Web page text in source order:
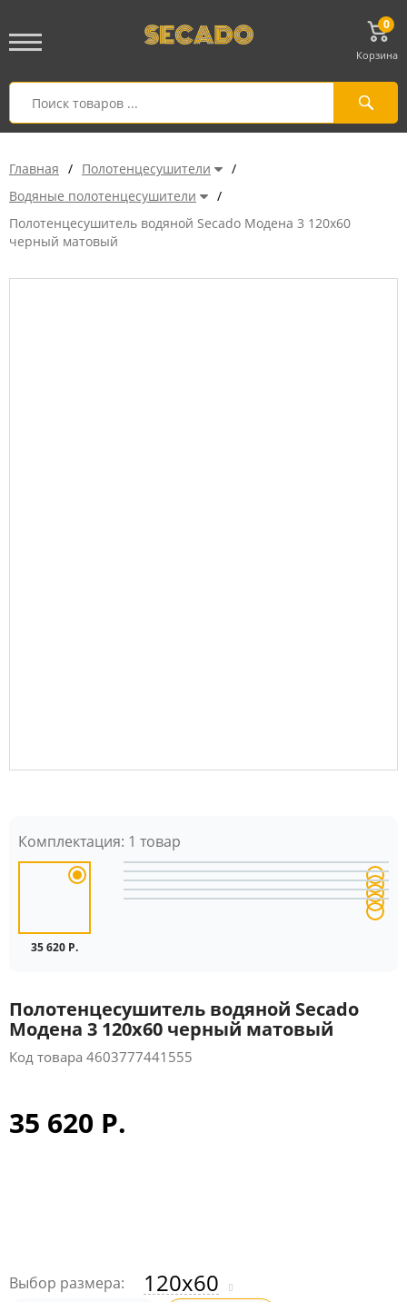
0
Корзина
Главная / Полотенцесушители
/
Водяные полотенцесушители
/
Полотенцесушитель водяной Secado Модена 3 120x60
черный матовый
Комплектация: 1 товар
35 620 Р.
Полотенцесушитель водяной Secado
Модена 3 120x60 черный матовый
Код товара 4603777441555
35 620 Р.
Выбор размера: 120x60